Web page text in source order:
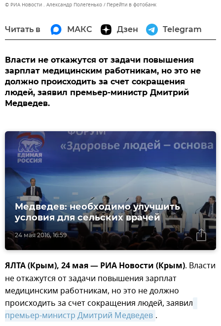
© РИА Новости . Александр Полегенько Перейти в фотобанк
Читать в МАКС Дзен Telegram
Власти не откажутся от задачи повышения
зарплат медицинским работникам, но это не
должно происходить за счет сокращения
людей, заявил премьер-министр Дмитрий
Медведев.
24 мая 2016, 16:59
Медведев: необходимо улучшить
условия для сельских врачей
ЯЛТА (Крым), 24 мая — РИА Новости (Крым). Власти
не откажутся от задачи повышения зарплат
медицинским работникам, но это не должно
происходить за счет сокращения людей, заявил
премьер-министр Дмитрий Медведев .